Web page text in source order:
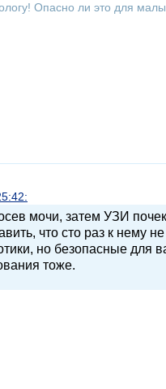
Опасно ли это для
мочи, затем УЗИ
что сто раз к нему
но безопасные для
тоже.